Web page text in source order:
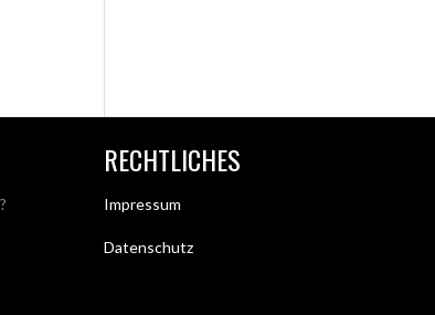
RECHTLICHES
Impressum
Datenschutz